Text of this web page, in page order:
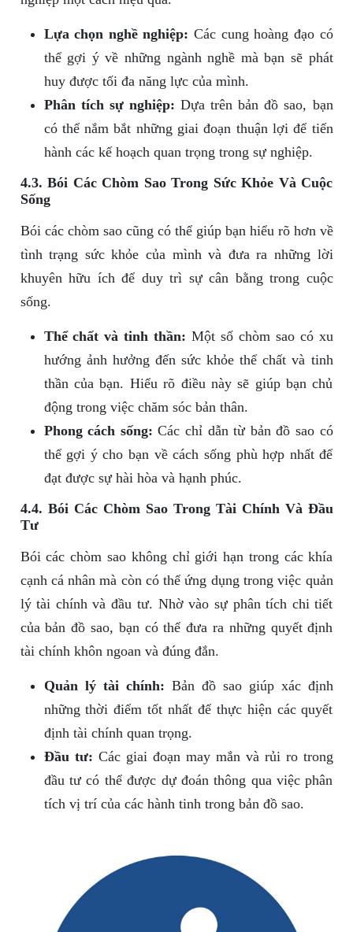
Lựa chọn nghề nghiệp: Các cung hoàng đạo có
thể gợi ý về những ngành nghề mà bạn sẽ phát
huy được tối đa năng lực của mình.
Phân tích sự nghiệp: Dựa trên bản đồ sao, bạn
có thể nắm bắt những giai đoạn thuận lợi để tiến
hành các kế hoạch quan trọng trong sự nghiệp.
4.3. Bói Các Chòm Sao Trong Sức Khỏe Và Cuộc
Sống
Bói các chòm sao cũng có thể giúp bạn hiểu rõ hơn về
tình trạng sức khỏe của mình và đưa ra những lời
khuyên hữu ích để duy trì sự cân bằng trong cuộc
sống.
Thể chất và tinh thần: Một số chòm sao có xu
hướng ảnh hưởng đến sức khỏe thể chất và tinh
thần của bạn. Hiểu rõ điều này sẽ giúp bạn chủ
động trong việc chăm sóc bản thân.
Phong cách sống: Các chỉ dẫn từ bản đồ sao có
thể gợi ý cho bạn về cách sống phù hợp nhất để
đạt được sự hài hòa và hạnh phúc.
4.4. Bói Các Chòm Sao Trong Tài Chính Và Đầu
Tư
Bói các chòm sao không chỉ giới hạn trong các khía
cạnh cá nhân mà còn có thể ứng dụng trong việc quản
lý tài chính và đầu tư. Nhờ vào sự phân tích chi tiết
của bản đồ sao, bạn có thể đưa ra những quyết định
tài chính khôn ngoan và đúng đắn.
Quản lý tài chính: Bản đồ sao giúp xác định
những thời điểm tốt nhất để thực hiện các quyết
định tài chính quan trọng.
Đầu tư: Các giai đoạn may mắn và rủi ro trong
đầu tư có thể được dự đoán thông qua việc phân
tích vị trí của các hành tinh trong bản đồ sao.